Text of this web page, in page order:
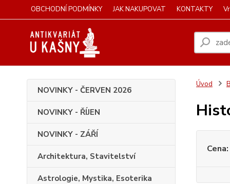
OBCHODNÍ PODMÍNKY JAK NAKUPOVAT KONTAKTY
NOVINKY - ČERVEN 2026
NOVINKY - ŘÍJEN
NOVINKY - ZÁŘÍ
Architektura, Stavitelství
Astrologie, Mystika, Esoterika
Úvod
Cena: